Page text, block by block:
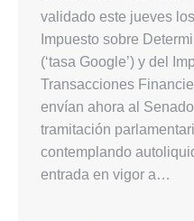
validado este jueves
Impuesto sobre
(‘tasa Google’) y del
Transacciones
envían ahora al
tramitación
contemplando
entrada en vigor a…